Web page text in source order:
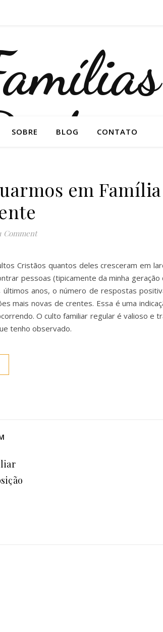
SOBRE BLOG CONTATO
em Família
Comment
Cristãos quantos deles cresceram em
pessoas (tipicamente da minha geração
anos, o número de respostas
mais novas de crentes. Essa é uma
O culto familiar regular é valioso e
tenho observado.